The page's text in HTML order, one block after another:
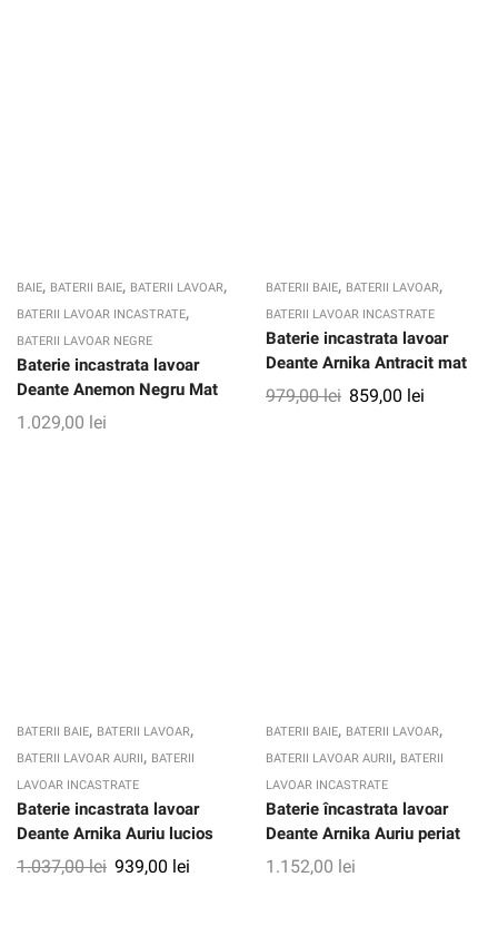
BAIE, BATERII BAIE, BATERII LAVOAR,
BATERII LAVOAR INCASTRATE,
BATERII LAVOAR NEGRE
Baterie incastrata lavoar
Deante Anemon Negru Mat
1.029,00 lei
BATERII BAIE, BATERII LAVOAR,
BATERII LAVOAR INCASTRATE
Baterie incastrata lavoar
Deante Arnika Antracit mat
979,00lei 859,00 lei
BATERII BAIE, BATERII LAVOAR,
BATERII LAVOAR AURII , BATERII
LAVOAR INCASTRATE
Baterie incastrata lavoar
Deante Arnika Auriu lucios
1.037,00lei 939,00 lei
BATERII BAIE, BATERII LAVOAR,
BATERII LAVOAR AURII , BATERII
LAVOAR INCASTRATE
Baterie încastrata lavoar
Deante Arnika Auriu periat
1.152,00 lei